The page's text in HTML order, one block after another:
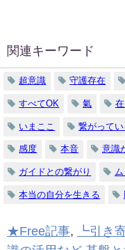
関連キーワード
超意識 守護存在
すべてOK 氣
いまここ 繋がってい
感度 本音 意識
ガイドとの繋がり
本当の自分を生きる
★Free記事,
┗引き